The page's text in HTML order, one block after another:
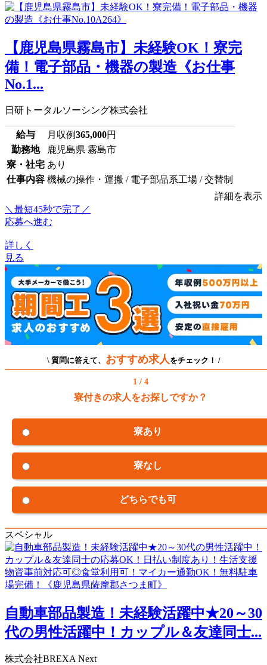
【鹿児島県霧島市】未経験OK！寮完
備！電子部品・機器の製造《お仕事
No.1...
日研トータルソーシング株式会社
給与 月収例365,000円
勤務地
鹿児島県 霧島市
寮・社宅 あり
仕事内容 機械の操作・運搬 / 電子部品系工場 / 交替制
詳細を表示
＼最短45秒で完了／
応募へ進む
詳しく
見る
\ 質問に答えて、 おすすめ求人 をチェック！ /
1 / 4
寮付きの求人をお探しですか？
寮あり
寮なし
どちらでも可
スペシャル
自動車部品製造！未経験活躍中★20～30
代の男性活躍中！カップル＆友達同士...
株式会社BREXA Next